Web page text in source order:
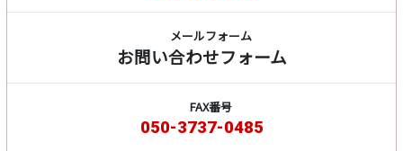
メールフォーム
お問い合わせフォーム
FAX番号
050-3737-0485